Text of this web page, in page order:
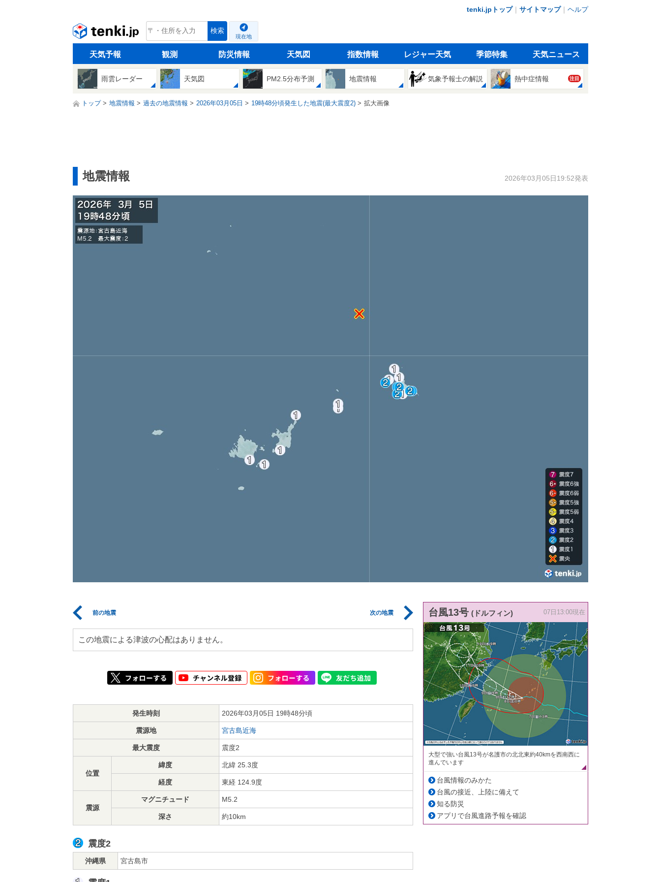
tenki.jpトップ｜ サイトマップ｜ ヘルプ
tenki.jp 検索
現在地
天気予報 観測 防災情報 天気図 指数情報 レジャー天気 季節特集 天気ニュース
雨雲レーダー 天気図 PM2.5分布予測 地震情報 気象予報士の解説 熱中症情報 注目
トップ 地震情報 過去の地震情報 2026年03月05日 19時48分頃発生した地震(最大震度2) 拡大画像
地震情報 2026年03月05日19:52発表
前の地震 次の地震
この地震による津波の心配はありません。
発生時刻 2026年03月05日 19時48分頃
震源地 宮古島近海
最大震度 震度2
位置
緯度 北緯 25.3度
経度 東経 124.9度
震源
マグニチュード M5.2
深さ 約10km
震度2
沖縄県 宮古島市
台風13号 (ドルフィン) 07日13:00現在
大型で強い台風13号が名護市の北北東約40kmを西南西に
進んでいます
台風情報のみかた
台風の接近、上陸に備えて
知る防災
アプリで台風進路予報を確認